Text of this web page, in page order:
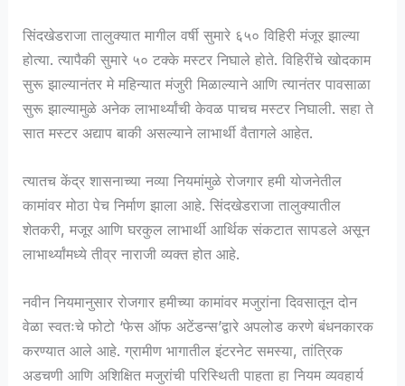
सिंदखेडराजा तालुक्यात मागील वर्षी सुमारे ६५० विहिरी मंजूर झाल्या
होत्या. त्यापैकी सुमारे ५० टक्के मस्टर निघाले होते. विहिरींचे खोदकाम
सुरू झाल्यानंतर मे महिन्यात मंजुरी मिळाल्याने आणि त्यानंतर पावसाळा
सुरू झाल्यामुळे अनेक लाभार्थ्यांची केवळ पाचच मस्टर निघाली. सहा ते
सात मस्टर अद्याप बाकी असल्याने लाभार्थी वैतागले आहेत.
त्यातच केंद्र शासनाच्या नव्या नियमांमुळे रोजगार हमी योजनेतील
कामांवर मोठा पेच निर्माण झाला आहे. सिंदखेडराजा तालुक्यातील
शेतकरी, मजूर आणि घरकुल लाभार्थी आर्थिक संकटात सापडले असून
लाभार्थ्यांमध्ये तीव्र नाराजी व्यक्त होत आहे.
नवीन नियमानुसार रोजगार हमीच्या कामांवर मजुरांना दिवसातून दोन
वेळा स्वतःचे फोटो ‘फेस ऑफ अटेंडन्स’द्वारे अपलोड करणे बंधनकारक
करण्यात आले आहे. ग्रामीण भागातील इंटरनेट समस्या, तांत्रिक
अडचणी आणि अशिक्षित मजुरांची परिस्थिती पाहता हा नियम व्यवहार्य